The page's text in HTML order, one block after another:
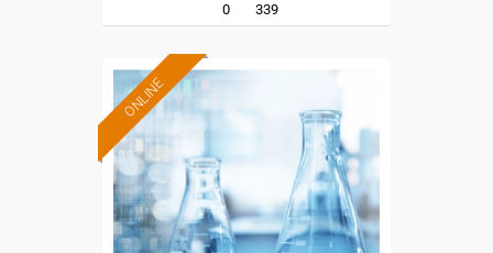
0 339
ONLINE
Formación 100%
subvencionada.
Para desempleados,
trabajadores y autónomos.